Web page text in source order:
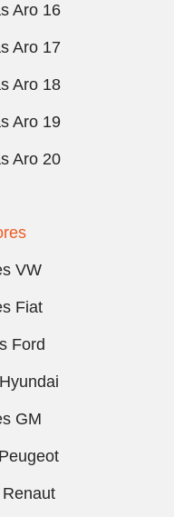
Aro 16
Aro 17
Aro 18
Aro 19
Aro 20
VW
Fiat
Ford
GM